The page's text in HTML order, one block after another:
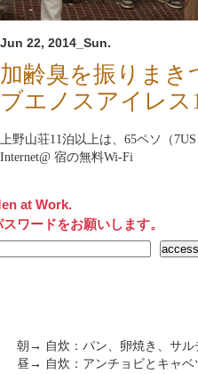
Jun 22, 2014_Sun.
加齢臭を振りまき
ブエノスアイレ
上野山荘11泊以上は、65ペソ（
Internet@ 宿の無料Wi-Fi
at Work.
スワードをお願いします。
朝→ 自炊：パン、卵焼き、サル
昼→ 自炊：アンチョビとキャベ